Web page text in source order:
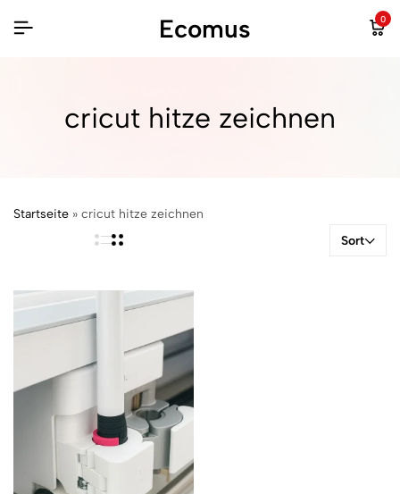
Ecomus 0
cricut hitze zeichnen
Startseite » cricut hitze zeichnen
Sort